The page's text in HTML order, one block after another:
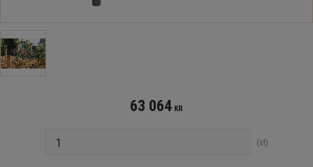
63 064 KR
st